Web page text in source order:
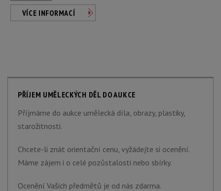
VÍCE INFORMACÍ
PŘÍJEM UMĚLECKÝCH DĚL DO AUKCE
Příjmáme do aukce umělecká díla, obrazy, plastiky,
starožitnosti.
Chcete-li znát orientační cenu, vyžádejte si ocenění.
Máme zájem i o celé pozůstalosti nebo sbírky.
Ocenění Vašich předmětů je od nás zdarma.